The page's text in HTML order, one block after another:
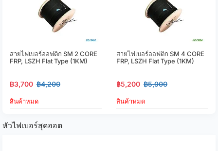
สายไฟเบอร์ออฟติก SM 2 CORE
FRP, LSZH Flat Type (1KM)
฿3,700 ฿4,200
สินค้าหมด
สายไฟเบอร์ออฟติก SM 4 CORE
FRP, LSZH Flat Type (1KM)
฿5,200 ฿5,900
สินค้าหมด
หัวไฟเบอร์สุดฮอต